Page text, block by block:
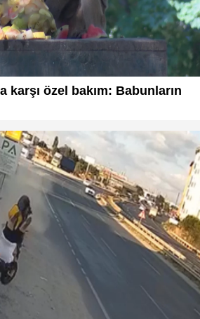
karşı özel bakım: Babunların